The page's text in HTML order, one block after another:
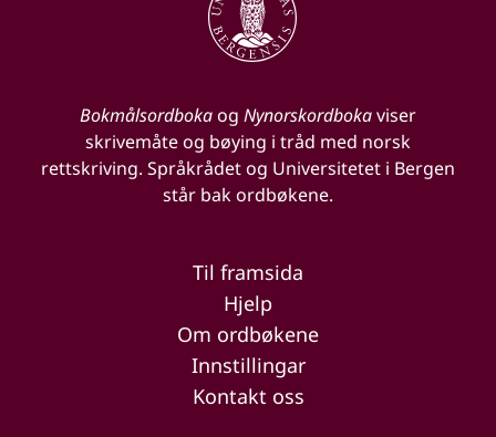
Bokmålsordbokaog Nynorskordbokaviser
skrivemåte og bøying i tråd med norsk
rettskriving. Språkrådet og Universitetet i Bergen
står bak ordbøkene.
Til framsida
Hjelp
Om ordbøkene
Innstillingar
Kontakt oss